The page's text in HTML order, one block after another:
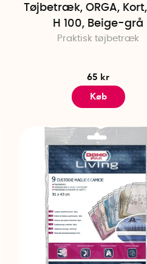
Tøjbetræk, ORGA,
H 100, Beige-grå
Praktisk tøjbetræk
65 kr
Køb